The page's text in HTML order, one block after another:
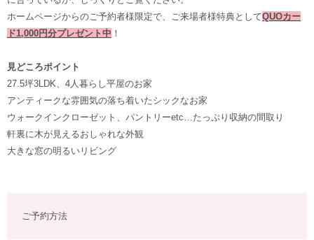
ホームページからのご予約者様限定で、ご来場者様特典としてQUOカー
ド1,000円分プレゼント中 ！
見どころポイント
27.5坪3LDK、4人暮らし平屋のお家
アンティークな雰囲気の落ち着いたシックなお家
ウォークインクローゼット、パントリーetc…たっぷり収納の間取り
軒裏に木が見えるおしゃれな外観
大きな窓の明るいリビング
ご予約方法